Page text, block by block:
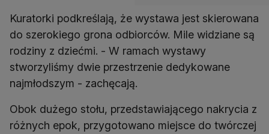
Kuratorki podkreślają, że wystawa jest skierowana
do szerokiego grona odbiorców. Mile widziane są
rodziny z dziećmi. - W ramach wystawy
stworzyliśmy dwie przestrzenie dedykowane
najmłodszym - zachęcają.
Obok dużego stołu, przedstawiającego nakrycia z
różnych epok, przygotowano miejsce do twórczej